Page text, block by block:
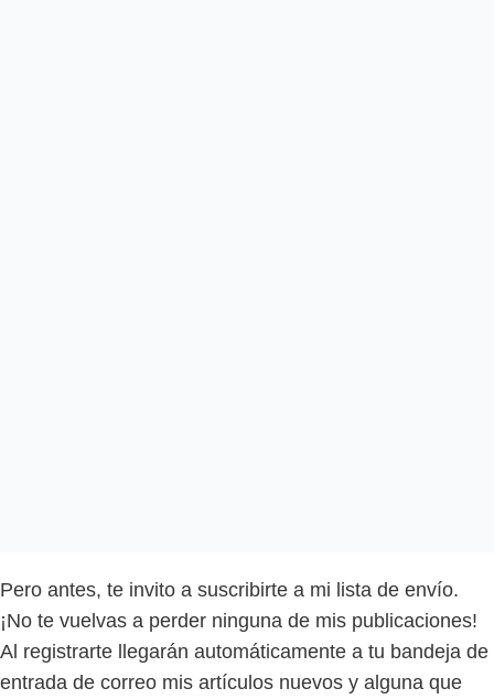
Pero antes, te invito a suscribirte a mi lista de envío.
¡No te vuelvas a perder ninguna de mis publicaciones!
Al registrarte llegarán automáticamente a tu bandeja de
entrada de correo mis artículos nuevos y alguna que